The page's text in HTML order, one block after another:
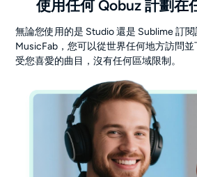
使用任何 Qobuz 計劃在
無論您使用的是 Studio 還是 Sublime 訂
MusicFab，您可以從世界任何地方訪問
受您喜愛的曲目，沒有任何區域限制。